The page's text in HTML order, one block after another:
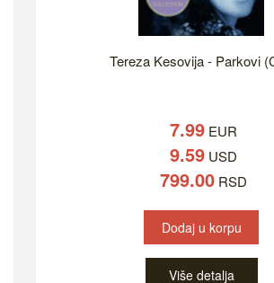
Tereza Kesovija - Parkovi
7.99 EUR
9.59 USD
799.00 RSD
Dodaj u korpu
Više detalja